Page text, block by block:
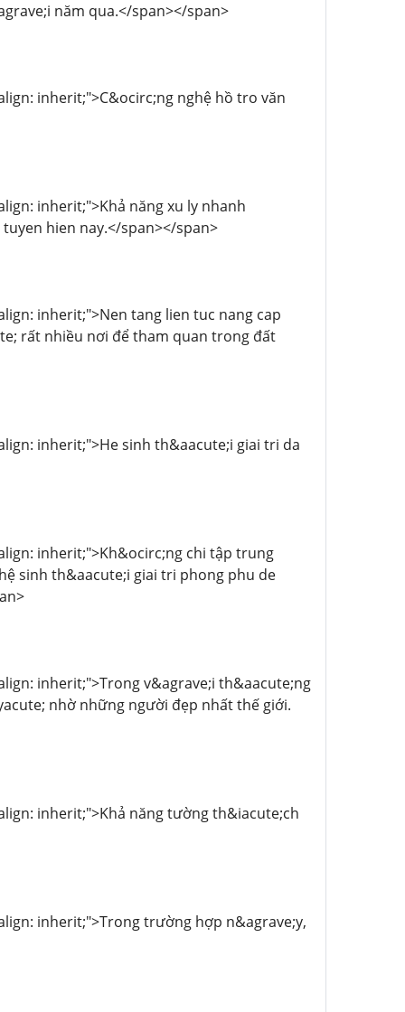
năm qua.</span></span>
inherit;">C&ocirc;ng nghệ hồ tro văn
inherit;">Khả năng xu ly nhanh
hien nay.</span></span>
inherit;">Nen tang lien tuc nang cap
rất nhiều nơi để tham quan trong đất
inherit;">He sinh th&aacute;i giai tri da
inherit;">Kh&ocirc;ng chi tập trung
sinh th&aacute;i giai tri phong phu de
inherit;">Trong v&agrave;i th&aacute;ng
nhờ những người đẹp nhất thế giới.
inherit;">Khả năng tường th&iacute;ch
inherit;">Trong trường hợp n&agrave;y,